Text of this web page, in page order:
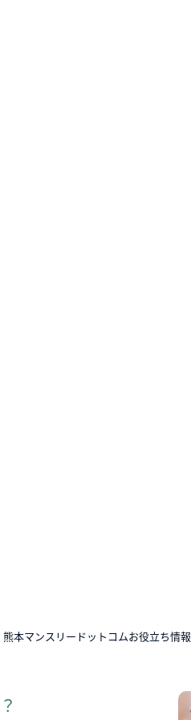
熊本マンスリードットコムお役立ち情報